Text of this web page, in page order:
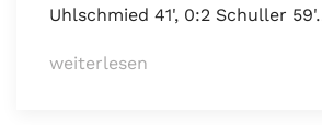
Uhlschmied 41', 0:2 Schuller
weiterlesen